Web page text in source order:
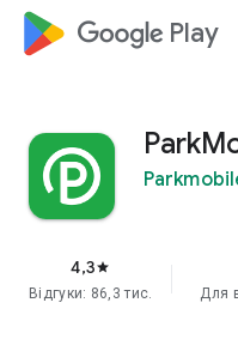
google_logo Play
4,3star
Відгуки: 86,3 тис. Для